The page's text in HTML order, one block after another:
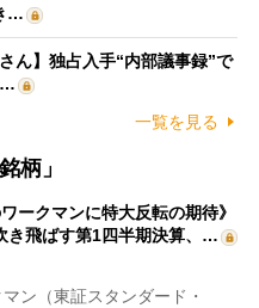
…
ん】独占入手“内部議事録”で
…
一覧を見る
柄」
ークマンに特大反転の期待》
き飛ばす第1四半期決算、…
ン（東証スタンダード・